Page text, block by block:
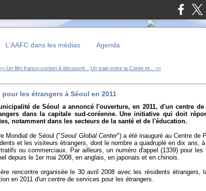
L'AAFC dans les médias Agenda
Un film franco-coréen à découvrir... Un train entre la Corée et... >>
les étrangers à Séoul en 2011
de Séoul a annoncé l'ouverture, en 2011, d'un centre de
dans la capitale sud-coréenne. Une initiative qui doit
notamment dans les secteurs de la santé et de l'éducation.
Mondial de Séoul ("Seoul Global Center") a été inauguré au Centre de
et les visiteurs étrangers, dont le nombre a quadruplé en dix ans,
ou commerciaux. Par ailleurs, un numéro d'appel (1339) pour les
depuis le 1er mai 2008, en anglais, en japonais et en chinois.
rencontre organisée le 30 avril 2008 avec les résidents étrangers,
en 2011 d'un centre de services pour les étrangers.